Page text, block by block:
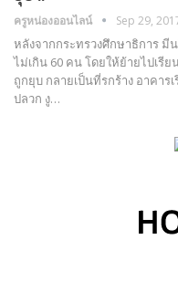
ครูหน่องออนไลน์ Sep 29,
หลังจากกระทรวงศึกษาธิการ มี
ไม่เกิน 60 คน โดยให้ย้ายไปเรีย
ถูกยุบ กลายเป็นที่รกร้าง อาคา
ปลวก งู…